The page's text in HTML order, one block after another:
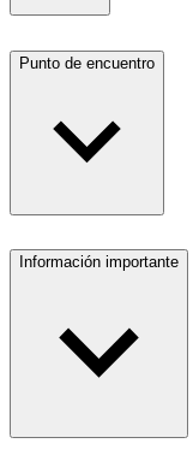
Punto de encuentro
Información importante